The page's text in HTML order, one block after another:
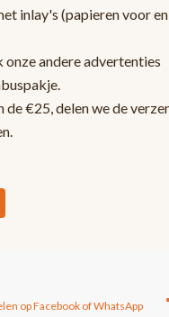
inlay's (papieren voor
andere advertenties
de €25, delen we de
op Facebook of WhatsApp